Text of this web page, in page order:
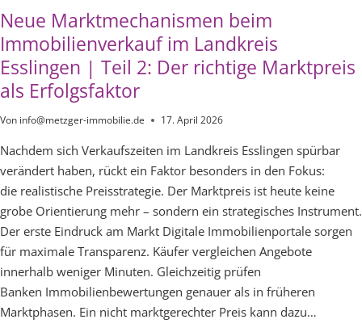
Neue Marktmechanismen beim
Immobilienverkauf im Landkreis
Esslingen | Teil 2: Der richtige Marktpreis
als Erfolgsfaktor
Von info@metzger-immobilie.de 17. April 2026
Nachdem sich Verkaufszeiten im Landkreis Esslingen spürbar
verändert haben, rückt ein Faktor besonders in den Fokus:
die realistische Preisstrategie. Der Marktpreis ist heute keine
grobe Orientierung mehr – sondern ein strategisches Instrument.
Der erste Eindruck am Markt Digitale Immobilienportale sorgen
für maximale Transparenz. Käufer vergleichen Angebote
innerhalb weniger Minuten. Gleichzeitig prüfen
Banken Immobilienbewertungen genauer als in früheren
Marktphasen. Ein nicht marktgerechter Preis kann dazu…